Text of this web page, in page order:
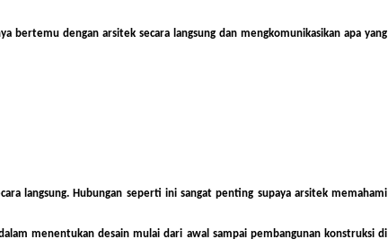
dengan arsitek secara langsung dan mengkomunikasikan apa yang
langsung. Hubungan seperti ini sangat penting supaya arsitek memahami
menentukan desain mulai dari awal sampai pembangunan konstruksi di